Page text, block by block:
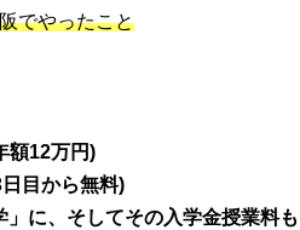
でやったこと
額12万円)
目から無料)
に、そしてその入学金授業料も